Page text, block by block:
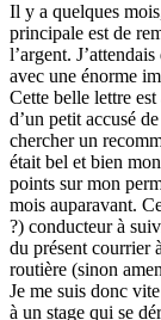
Il y a quelques
principale est de
l’argent.
avec une énorme
Cette belle lettre
d’un petit accusé
chercher un
était bel et bien
points sur mon
mois auparavant.
?) conducteur à
du présent courrier
routière (sinon
Je me suis donc
à un stage qui se